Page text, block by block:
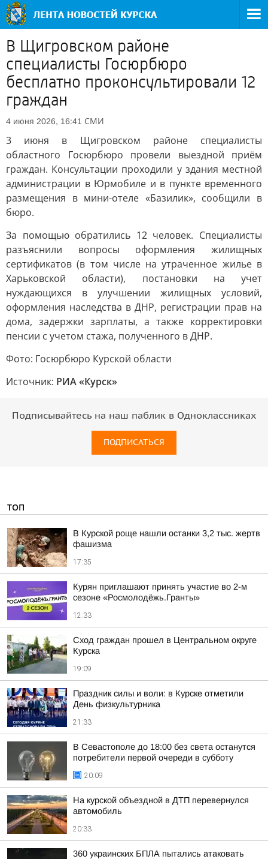
В Щигровском районе
специалисты Госюрбюро
бесплатно проконсультировали 12
граждан
4 июня 2026, 16:41 СМИ
3 июня в Щигровском районе специалисты
областного Госюрбюро провели выездной приём
граждан. Консультации проходили у здания местной
администрации в Юрмобиле и в пункте временного
размещения в мини-отеле «Базилик», сообщили в
бюро.
За помощью обратились 12 человек. Специалисты
разъяснили вопросы оформления жилищных
сертификатов (в том числе на утраченное жилье в
Харьковской области), постановки на учет
нуждающихся в улучшении жилищных условий,
оформления наследства в ДНР, регистрации прав на
дома, задержки зарплаты, а также корректировки
пенсии с учетом стажа, полученного в ДНР.
Фото: Госюрбюро Курской области
Источник: РИА «Курск»
Подписывайтесь на наш паблик в Одноклассниках
ПОДПИСАТЬСЯ
ТОП
В Курской роще нашли останки 3,2 тыс. жертв
фашизма
17:35
Курян приглашают принять участие во 2-м
сезоне «Росмолодёжь.Гранты»
12:33
Сход граждан прошел в Центральном округе
Курска
19:09
Праздник силы и воли: в Курске отметили
День физкультурника
21:33
В Севастополе до 18:00 без света останутся
потребители первой очереди в субботу
20:09
На курской объездной в ДТП перевернулся
автомобиль
20:33
360 украинских БПЛА пытались атаковать